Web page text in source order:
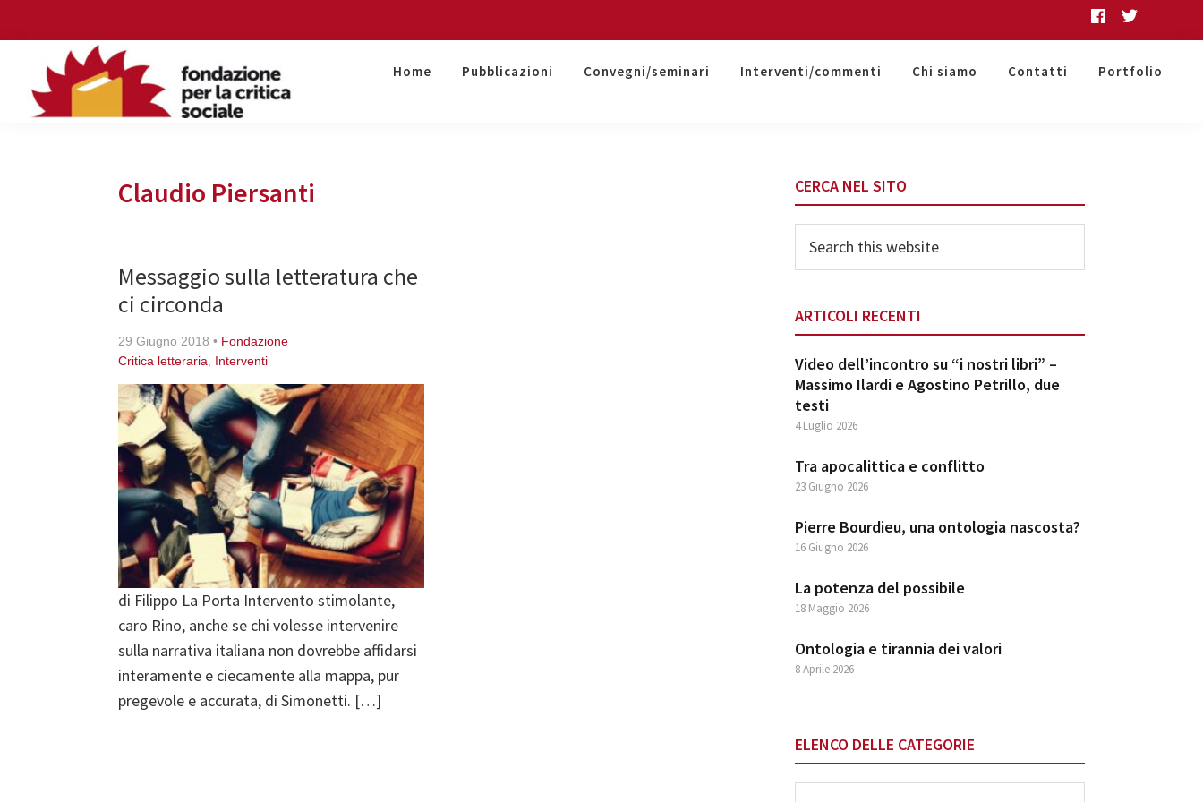
to
primary
navigation
to
content
to
primary
sidebar
to
Home Pubblicazioni Convegni/seminari Interventi/commenti Chi siamo Contatti Portfolio
Claudio Piersanti
Messaggio sulla letteratura che
ci circonda
29 Giugno 2018 • Fondazione
Critica letteraria
Interventi
di Filippo La Porta Intervento stimolante,
caro Rino, anche se chi volesse intervenire
sulla narrativa italiana non dovrebbe affidarsi
interamente e ciecamente alla mappa, pur
pregevole e accurata, di Simonetti. […]
Primary
Sidebar
CERCA NEL SITO
this
ARTICOLI RECENTI
Video dell’incontro su “i nostri libri” –
Massimo Ilardi e Agostino Petrillo, due
testi
4 Luglio 2026
Tra apocalittica e conflitto
23 Giugno 2026
Pierre Bourdieu, una ontologia nascosta?
16 Giugno 2026
La potenza del possibile
18 Maggio 2026
Ontologia e tirannia dei valori
8 Aprile 2026
ELENCO DELLE CATEGORIE